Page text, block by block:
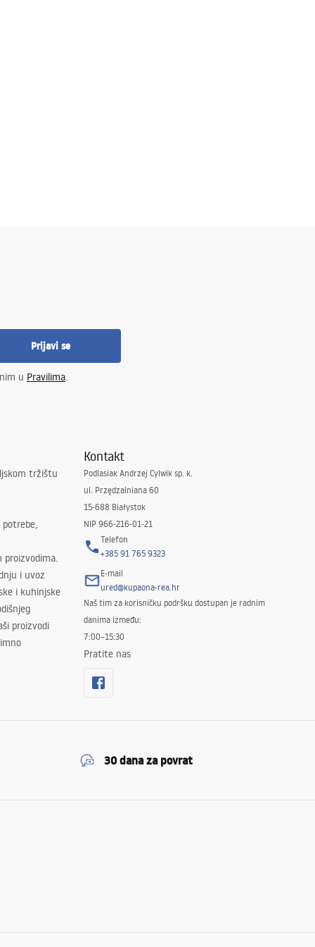
Prijavi se
u Pravilima.
tržištu
potrebe,
i uvoz
i kuhinjske
proizvodi
Kontakt
Podlasiak Andrzej Cylwik sp. k.
ul. Przędzalniana 60
15-688 Białystok
NIP 966-216-01-21
Telefon
+385 91 765 9323
E-mail
ured@kupaona-rea.hr
Naš tim za korisničku podršku dostupan je radnim
danima između:
7:00–15:30
Pratite nas
30 dana za povrat